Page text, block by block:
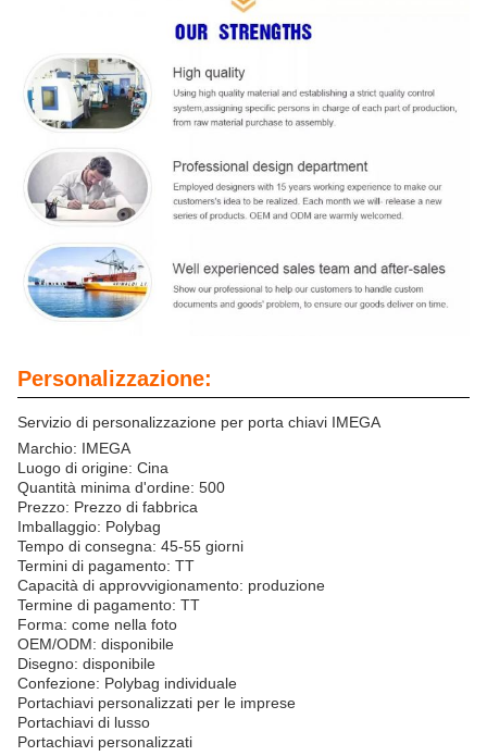
Personalizzazione:
Servizio di personalizzazione per porta chiavi IMEGA
Marchio: IMEGA
Luogo di origine: Cina
Quantità minima d'ordine: 500
Prezzo: Prezzo di fabbrica
Imballaggio: Polybag
Tempo di consegna: 45-55 giorni
Termini di pagamento: TT
Capacità di approvvigionamento: produzione
Termine di pagamento: TT
Forma: come nella foto
OEM/ODM: disponibile
Disegno: disponibile
Confezione: Polybag individuale
Portachiavi personalizzati per le imprese
Portachiavi di lusso
Portachiavi personalizzati